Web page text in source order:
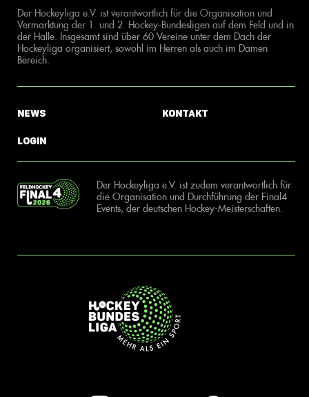
Der Hockeyliga e.V. ist verantwortlich für die Organisation und
Vermarktung der 1. und 2. Hockey-Bundesligen auf dem Feld und in
der Halle. Insgesamt sind über 60 Vereine unter dem Dach der
Hockeyliga organisiert, sowohl im Herren als auch im Damen
Bereich.
News
Login
Kontakt
Der Hockeyliga e.V. ist zudem verantwortlich für
die Organisation und Durchführung der Final4
Events, der deutschen Hockey-Meisterschaften.